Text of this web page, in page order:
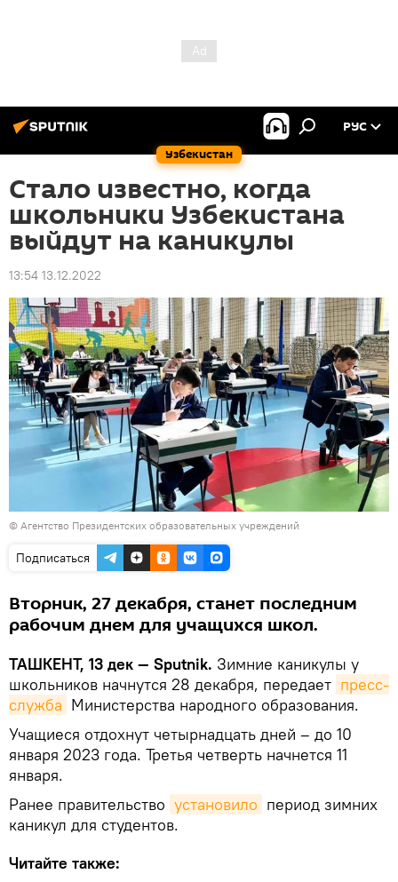
Узбекистан
РУС
Стало известно, когда
школьники Узбекистана
выйдут на каникулы
13:54 13.12.2022
© Агентство Президентских образовательных учреждений
Подписаться
Вторник, 27 декабря, станет последним
рабочим днем для учащихся школ.
ТАШКЕНТ, 13 дек — Sputnik. Зимние каникулы у
школьников начнутся 28 декабря, передает пресс-
служба Министерства народного образования.
Учащиеся отдохнут четырнадцать дней – до 10
января 2023 года. Третья четверть начнется 11
января.
Ранее правительство установило период зимних
каникул для студентов.
Читайте также: